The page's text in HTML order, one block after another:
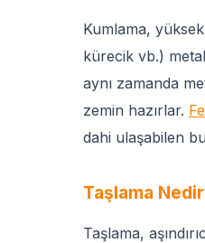
Kumlama,
kürecik vb.)
aynı zamanda
zemin hazırlar.
dahi ulaşabilen
Taşlama
Taşlama,